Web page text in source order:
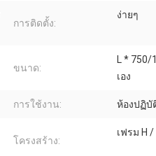
การติดตั้ง:
ง่ายๆ
ขนาด:
L * 750/
เอง
การใช้งาน: ห้องปฏิบั
โครงสร้าง:
เฟรม H